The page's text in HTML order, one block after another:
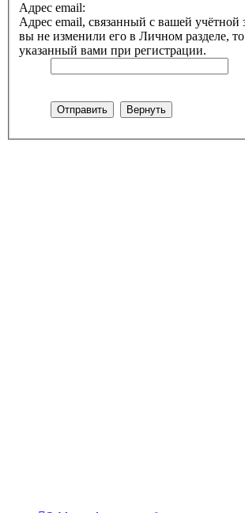
Адрес email:
Адрес email, связанный с вашей учётной
вы не изменили его в Личном разделе, то
указанный вами при регистрации.